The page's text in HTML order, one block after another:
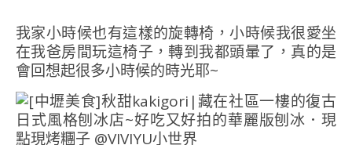
我家小時候也有這樣的旋轉椅，小時候我很愛坐
在我爸房間玩這椅子，轉到我都頭暈了，真的是
會回想起很多小時候的時光耶~